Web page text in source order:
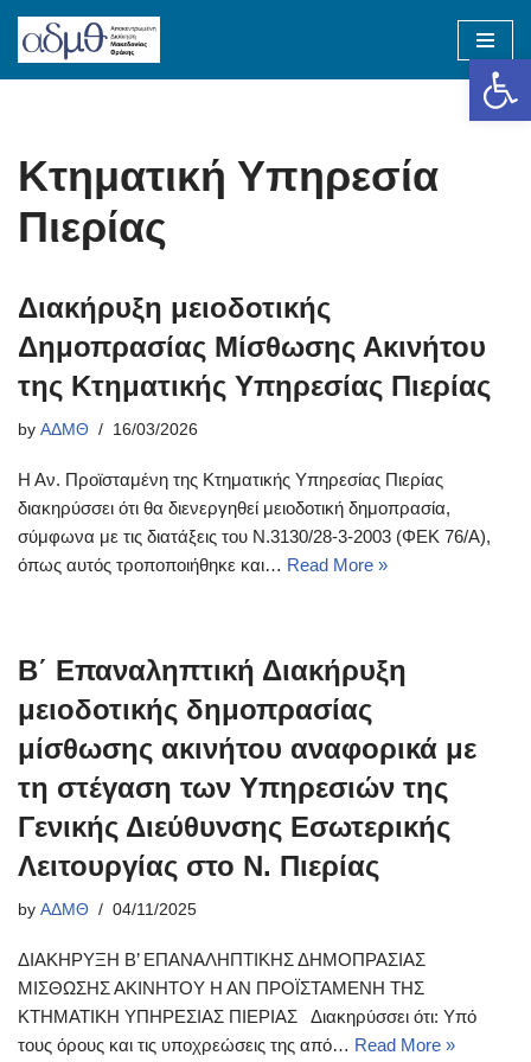
Skip
Κτηματική Υπηρεσία
Πιερίας
Διακήρυξη μειοδοτικής
Δημοπρασίας Μίσθωσης Ακινήτου
της Κτηματικής Υπηρεσίας Πιερίας
by ΑΔΜΘ 16/03/2026
Η Αν. Προϊσταμένη της Κτηματικής Υπηρεσίας Πιερίας
διακηρύσσει ότι θα διενεργηθεί μειοδοτική δημοπρασία,
σύμφωνα με τις διατάξεις του Ν.3130/28-3-2003 (ΦΕΚ 76/Α),
όπως αυτός τροποποιήθηκε και… Read More »
Β΄ Επαναληπτική Διακήρυξη
μειοδοτικής δημοπρασίας
μίσθωσης ακινήτου αναφορικά με
τη στέγαση των Υπηρεσιών της
Γενικής Διεύθυνσης Εσωτερικής
Λειτουργίας στο Ν. Πιερίας
by ΑΔΜΘ 04/11/2025
ΔΙΑΚΗΡΥΞΗ Β’ ΕΠΑΝΑΛΗΠΤΙΚΗΣ ΔΗΜΟΠΡΑΣΙΑΣ
ΜΙΣΘΩΣΗΣ ΑΚΙΝΗΤΟΥ Η ΑΝ ΠΡΟΪΣΤΑΜΕΝΗ ΤΗΣ
ΚΤΗΜΑΤΙΚΗ ΥΠΗΡΕΣΙΑΣ ΠΙΕΡΙΑΣ Διακηρύσσει ότι: Υπό
τους όρους και τις υποχρεώσεις της από… Read More »